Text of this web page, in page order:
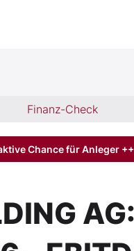
Finanz-Check
Chance für Anleger